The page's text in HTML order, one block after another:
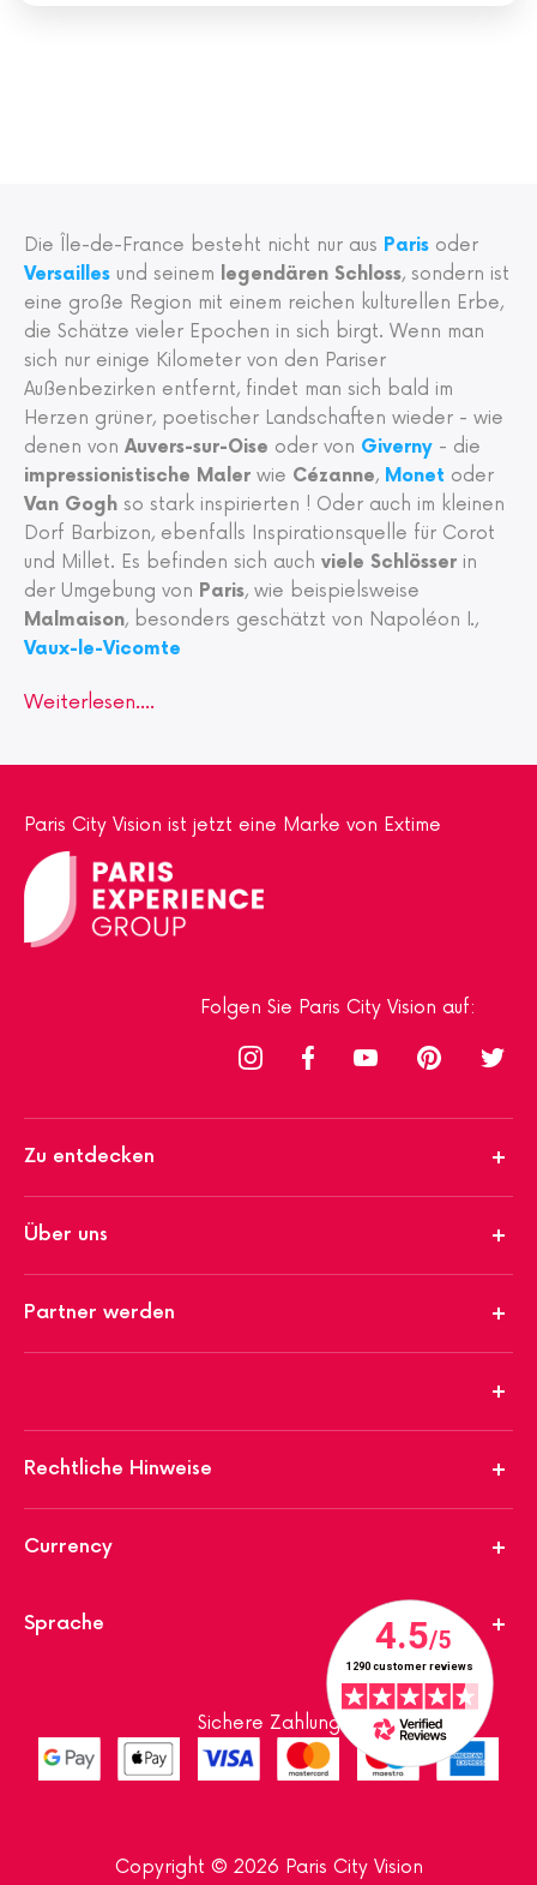
Die Île-de-France besteht nicht nur aus Paris oder
Versailles und seinem legendären Schloss, sondern ist
eine große Region mit einem reichen kulturellen Erbe,
die Schätze vieler Epochen in sich birgt. Wenn man
sich nur einige Kilometer von den Pariser
Außenbezirken entfernt, findet man sich bald im
Herzen grüner, poetischer Landschaften wieder - wie
denen von Auvers-sur-Oise oder von Giverny - die
impressionistische Maler wie Cézanne, Monet oder
Van Gogh so stark inspirierten ! Oder auch im kleinen
Dorf Barbizon, ebenfalls Inspirationsquelle für Corot
und Millet. Es befinden sich auch viele Schlösser in
der Umgebung von Paris, wie beispielsweise
Malmaison, besonders geschätzt von Napoléon I.,
Vaux-le-Vicomte
Weiterlesen....
Paris City Vision ist jetzt eine Marke von Extime
Folgen Sie Paris City Vision auf:
Zu entdecken
Über uns
Partner werden
Rechtliche Hinweise
Currency
Sprache
Sichere Zahlung
Copyright © 2026 Paris City Vision